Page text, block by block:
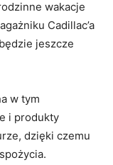
wakacje
Cadillac’a
jeszcze
w tym
i produkty
dzięki czemu